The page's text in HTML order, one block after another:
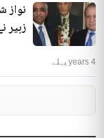
زبیر
4 years پہلے